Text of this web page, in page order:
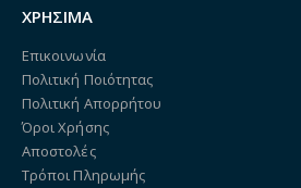
ΧΡΗΣΙΜΑ
Επικοινωνία
Πολιτική Ποιότητας
Πολιτική Απορρήτου
Όροι Χρήσης
Αποστολές
Τρόποι Πληρωμής